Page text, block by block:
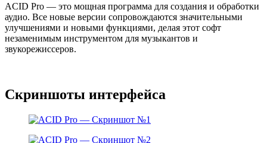
ACID Pro — это мощная программа для создания и обработки
аудио. Все новые версии сопровождаются значительными
улучшениями и новыми функциями, делая этот софт
незаменимым инструментом для музыкантов и
звукорежиссеров.
Скриншоты интерфейса